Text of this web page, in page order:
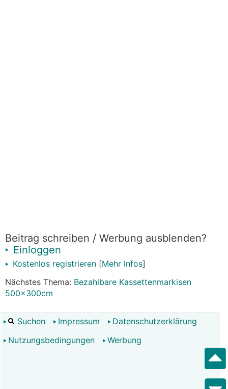
Beitrag schreiben / Werbung ausblenden?
Einloggen
Kostenlos registrieren [Mehr Infos]
Nächstes Thema: Bezahlbare Kassettenmarkisen
500x300cm
Suchen Impressum
Datenschutzerklärung
Nutzungsbedingungen
Werbung